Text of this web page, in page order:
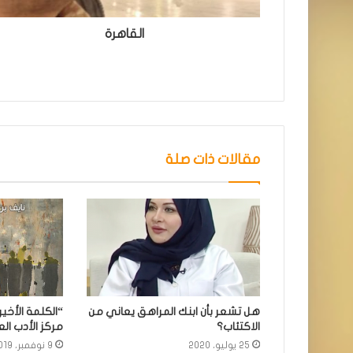
القاهرة
مقالات ذات صلة
هل تشعر بأن ابنك المراهق يعاني من
الاكتئاب؟
25 يوليو، 2020
“الكلمة
مركز الأدب
9 نوفمبر، 2019